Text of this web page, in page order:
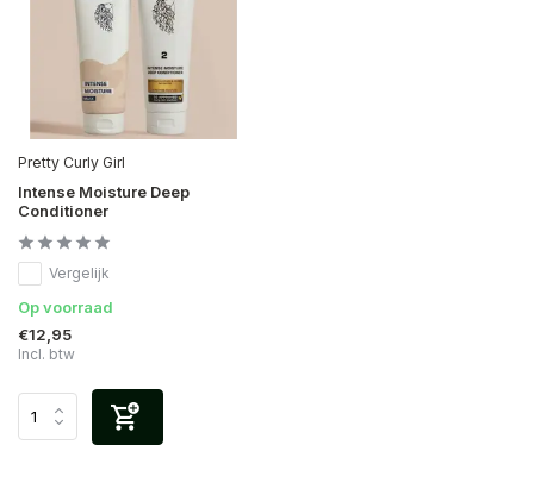
Pretty Curly Girl
Intense Moisture Deep
Conditioner
Vergelijk
Op voorraad
€12,95
Incl. btw